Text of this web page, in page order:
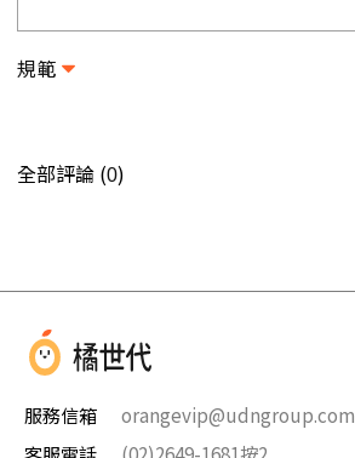
規範
全部評論 (0)
服務信箱
orangevip@udngroup.com